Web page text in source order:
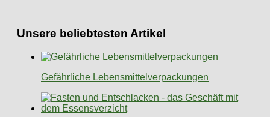
Unsere beliebtesten Artikel
Gefährliche Lebensmittelverpackungen